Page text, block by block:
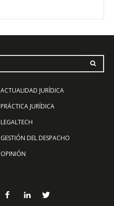
ACTUALIDAD JURÍDICA
PRÁCTICA JURÍDICA
LEGALTECH
GESTIÓN DEL DESPACHO
OPINIÓN